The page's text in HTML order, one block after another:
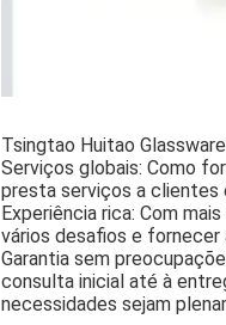
Tsingtao Huitao
Serviços globais: Como
presta serviços a clientes
Experiência rica: Com
vários desafios e
Garantia sem
consulta inicial até à
necessidades sejam